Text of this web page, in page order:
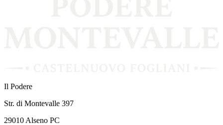
Il Podere
Str. di Montevalle 397
29010 Alseno PC